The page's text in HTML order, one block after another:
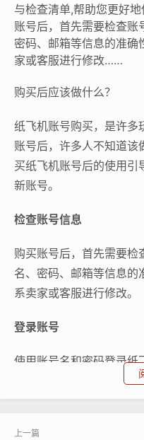
与检查清单,帮助您更好
账号后，首先需要检查账
密码、邮箱等信息的准确
家或客服进行修改……
购买后应该做什么？
纸飞机账号购买，是许多
账号后，许多人不知道该
买纸飞机账号后的使用引
新账号。
检查账号信息
购买账号后，首先需要检
名、密码、邮箱等信息的
系卖家或客服进行修改。
登录账号
使用账号名和密码登录纸
可能需要进行一些初始
等。
检查游戏版本